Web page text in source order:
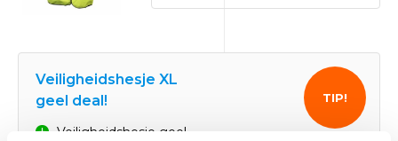
Veiligheidshesje XL
geel deal!
Veiligheidshesje geel
TIP!